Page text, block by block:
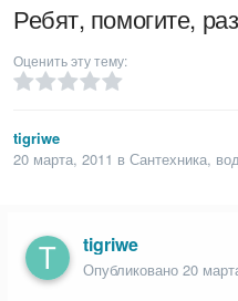
Ребят, помогите,
Оценить эту тему:
tigriwe
20 марта, 2011 в Сантехника,
tigriwe
Опубликовано 20